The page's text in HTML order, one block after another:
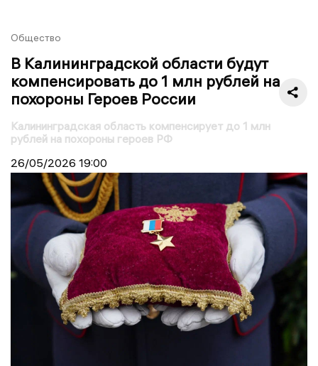
Общество
В Калининградской области будут
компенсировать до 1 млн рублей на
похороны Героев России
Калининградская область компенсирует до 1 млн
рублей на похороны героев РФ
26/05/2026 19:00